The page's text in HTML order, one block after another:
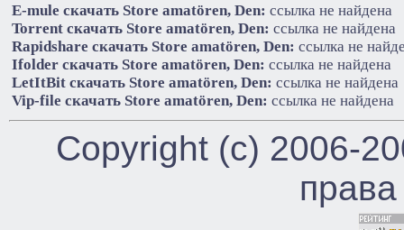
E-mule cкачать Store amatören, Den: ссылка не найдена
Torrent cкачать Store amatören, Den: ссылка не найдена
Rapidshare cкачать Store amatören, Den: ссылка не
Ifolder cкачать Store amatören, Den: ссылка не найдена
LetItBit cкачать Store amatören, Den: ссылка не найдена
Vip-file cкачать Store amatören, Den: ссылка не найдена
Copyright (c) 2006-